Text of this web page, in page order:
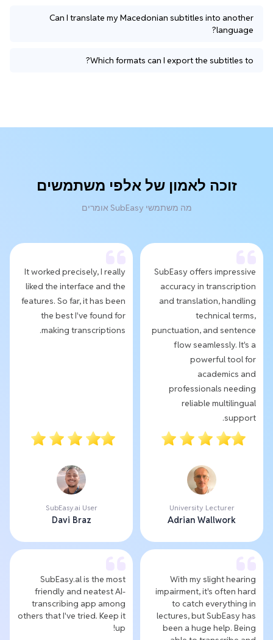
Can I translate my Macedonian subtitles into another
language?
Which formats can I export the subtitles to?
זוכה לאמון של אלפי משתמשים
מה משתמשי SubEasy אומרים
SubEasy offers impressive
accuracy in transcription
and translation, handling
technical terms,
punctuation, and sentence
flow seamlessly. It's a
powerful tool for
academics and
professionals needing
reliable multilingual
support.
University Lecturer
Adrian Wallwork
It worked precisely, I really
liked the interface and the
features. So far, it has been
the best I've found for
making transcriptions.
SubEasy.ai User
Davi Braz
With my slight hearing
impairment, it's often hard
to catch everything in
lectures, but SubEasy has
been a huge help. Being
SubEasy.al is the most
friendly and neatest AI-
transcribing app among
others that I've tried. Keep it
up!